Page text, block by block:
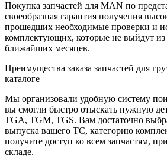
Покупка запчастей для MAN по
своеобразная гарантия получения
прошедших необходимые проверки и
комплектующих, которые не выйдут из
ближайших месяцев.
Преимущества заказа запчастей для
каталоге
Мы организовали удобную систему
вы смогли быстро отыскать нужную
TGA, TGM, TGS. Вам достаточно
выпуска вашего ТС, категорию
получите доступ ко всем запчастям,
складе.